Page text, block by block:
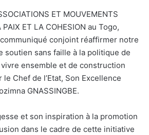
ET MOUVEMENTS
ET LA COHESION au Togo,
conjoint réaffirmer notre
soutien sans faille à la politique de
ensemble et de construction
Chef de l’Etat, Son Excellence
GNASSINGBE.
et son inspiration à la promotion
dans le cadre de cette initiative